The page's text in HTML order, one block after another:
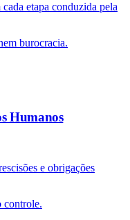
etapa conduzida pela
burocracia.
Humanos
e obrigações
controle.